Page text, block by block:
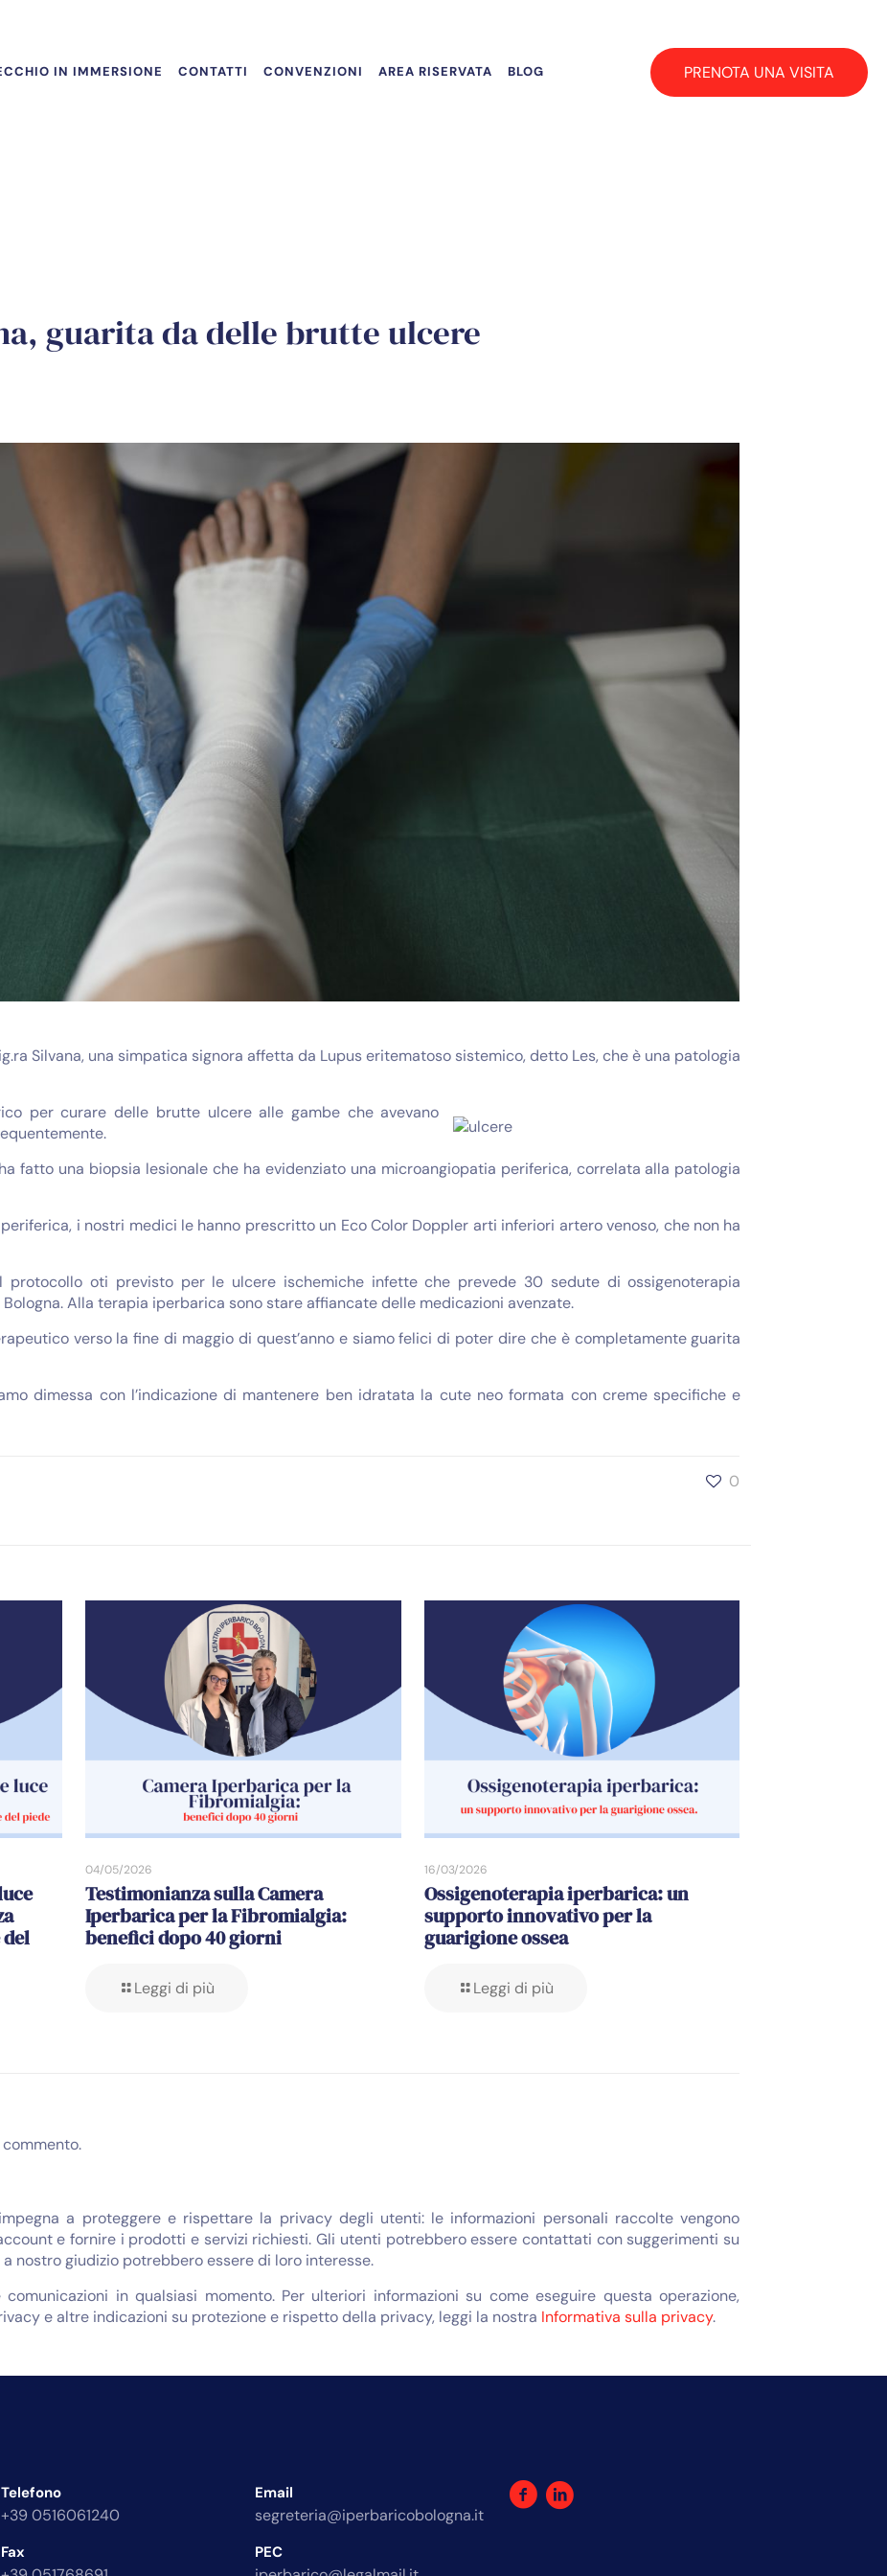
IN IMMERSIONE CONTATTI CONVENZIONI AREA RISERVATA BLOG PRENOTA UNA VISITA
guarita da delle brutte ulcere
Silvana, una simpatica signora affetta da Lupus eritematoso sistemico, detto Les, che è una patologia
per curare delle brutte ulcere alle gambe che avevano
fatto una biopsia lesionale che ha evidenziato una microangiopatia periferica, correlata alla patologia
i nostri medici le hanno prescritto un Eco Color Doppler arti inferiori artero venoso, che non ha
protocollo oti previsto per le ulcere ischemiche infette che prevede 30 sedute di ossigenoterapia
Alla terapia iperbarica sono stare affiancate delle medicazioni avenzate.
verso la fine di maggio di quest’anno e siamo felici di poter dire che è completamente guarita
dimessa con l’indicazione di mantenere ben idratata la cute neo formata con creme specifiche e
0
04/05/2026
Testimonianza sulla Camera
Iperbarica per la Fibromialgia:
benefici dopo 40 giorni
Leggi di più
16/03/2026
Ossigenoterapia iperbarica: un
supporto innovativo per la
guarigione ossea
Leggi di più
a proteggere e rispettare la privacy degli utenti: le informazioni personali raccolte vengono
e fornire i prodotti e servizi richiesti. Gli utenti potrebbero essere contattati con suggerimenti su
nostro giudizio potrebbero essere di loro interesse.
in qualsiasi momento. Per ulteriori informazioni su come eseguire questa operazione,
e altre indicazioni su protezione e rispetto della privacy, leggi la nostra Informativa sulla privacy.
Telefono
+39 0516061240
Fax
Email
segreteria@iperbaricobologna.it
PEC